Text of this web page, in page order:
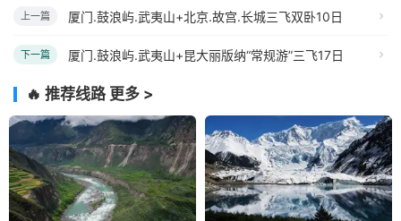
上一篇 厦门.鼓浪屿.武夷山+北京.故宫.长城三飞双卧10日
下一篇 厦门.鼓浪屿.武夷山+昆大丽版纳“常规游”三飞17日
🔥 推荐线路 更多 >